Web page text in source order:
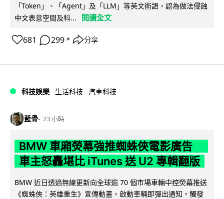
「Token」、「Agent」及「LLM」等英文術語，認為做法侵蝕
中文表意空間及科...
閱讀全文
681 299 ↗ 分享
科技娛樂 生活科技 汽車科技
藍骨 23 小時
BMW 車廂熒幕強推蜘蛛俠電影廣告
車主怒轟堪比 iTunes 送 U2 專輯翻版
BMW 近日透過無線更新向全球逾 70 個市場車輛中控熒幕推送
《蜘蛛俠：英雄重生》宣傳動畫，啟動車輛即彈出通知，觸發